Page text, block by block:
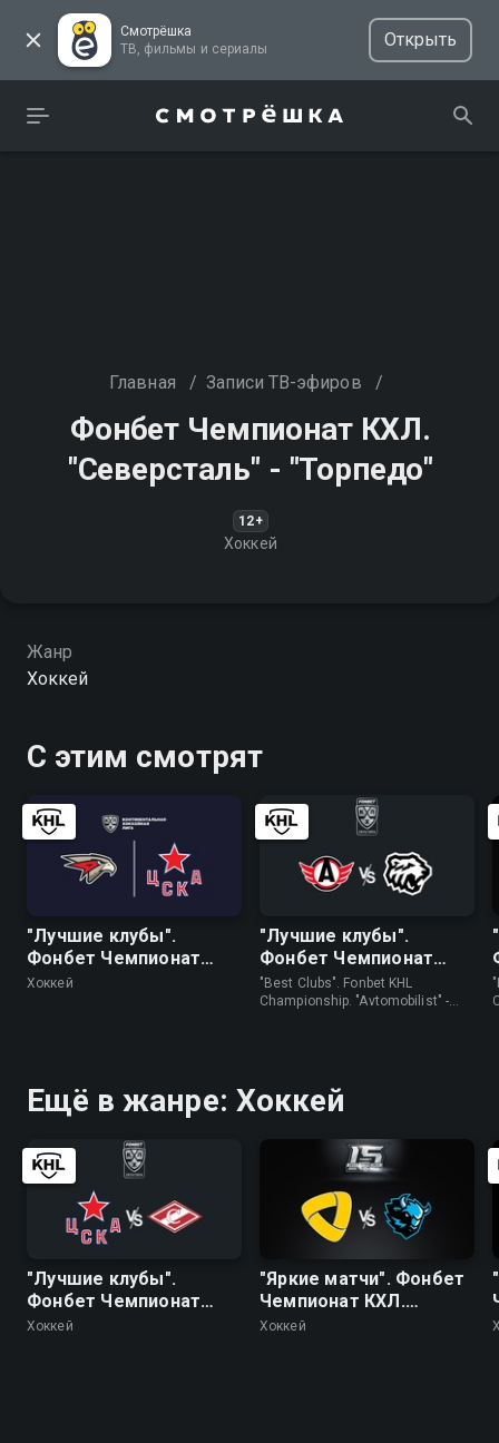
Смотрёшка
ТВ, фильмы и сериалы
Открыть
Главная / Записи ТВ-эфиров /
Фонбет Чемпионат КХЛ.
"Северсталь" - "Торпедо"
12+
Хоккей
Жанр
Хоккей
С этим смотрят
"Лучшие клубы".
Фонбет Чемпионат
КХЛ. "Авангард" - ЦСКА
Хоккей
"Лучшие клубы".
Фонбет Чемпионат
КХЛ. "Автомобилист" -
"Трактор"
"Best Clubs". Fonbet KHL
Championship. "Avtomobilist" -
Ещё в жанре: Хоккей
"Лучшие клубы".
Фонбет Чемпионат
КХЛ. ЦСКА - "Спартак"
Хоккей
"Яркие матчи". Фонбет
Чемпионат КХЛ.
"Северсталь" -
Хоккей